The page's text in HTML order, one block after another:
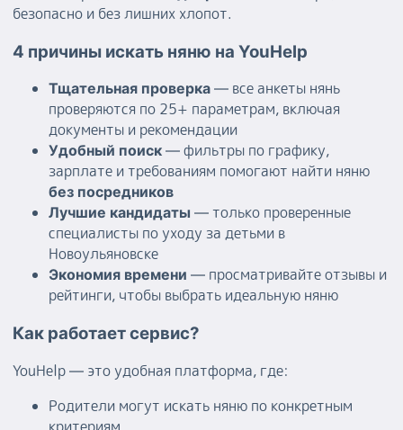
безопасно и без лишних хлопот.
4 причины искать няню на YouHelp
Тщательная проверка — все анкеты нянь
проверяются по 25+ параметрам, включая
документы и рекомендации
Удобный поиск — фильтры по графику,
зарплате и требованиям помогают найти няню
без посредников
Лучшие кандидаты — только проверенные
специалисты по уходу за детьми в
Новоульяновске
Экономия времени — просматривайте отзывы и
рейтинги, чтобы выбрать идеальную няню
Как работает сервис?
YouHelp — это удобная платформа, где:
Родители могут искать няню по конкретным